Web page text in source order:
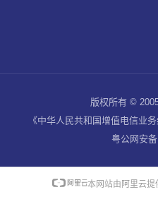
版权所有 ©
《中华人民共和国增值电信业
粤公网安
本网站由阿里云提